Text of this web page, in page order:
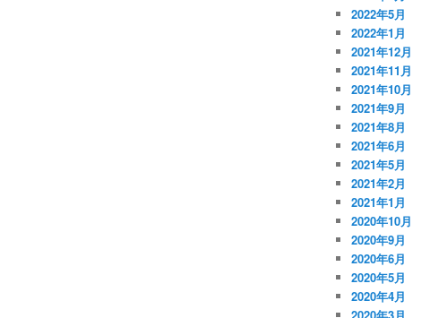
2022年5月
2022年1月
2021年12月
2021年11月
2021年10月
2021年9月
2021年8月
2021年6月
2021年5月
2021年2月
2021年1月
2020年10月
2020年9月
2020年6月
2020年5月
2020年4月
2020年3月